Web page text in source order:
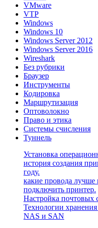
VMware
VTP
Windows
Windows 10
Windows Server 2012
Windows Server 2016
Wireshark
Без рубрики
Браузер
Инструменты
Кодировка
Маршрутизация
Оптоволокно
Право и этика
Системы счисления
Туннель
Установка
история создания
году.
какие провода лучше
подключить принтер.
Настройка почтовых
Технологии
NAS и SAN